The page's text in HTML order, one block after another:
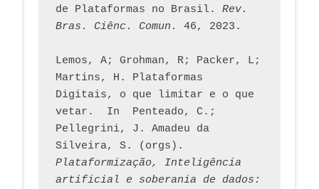
de Plataformas no Brasil. Rev.
Bras. Ciênc. Comun.
Lemos, A; Grohman, R; Packer, L;
Martins, H. Plataformas
Digitais, o que limitar e o que
vetar.  In  Penteado, C.;
Pellegrini, J. Amadeu da
Plataformização, Inteligência
artificial e soberania de dados: